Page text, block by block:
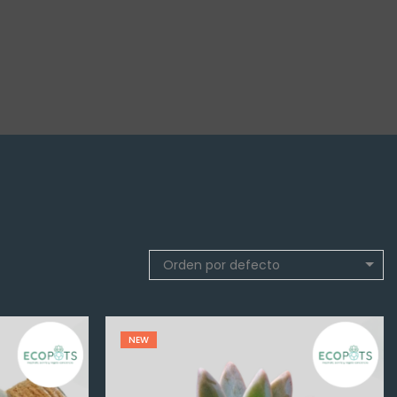
Orden por defecto
NEW